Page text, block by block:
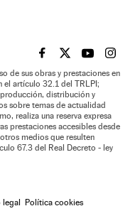
EL PAÍS BRASIL EN
EL PAÍSEL PAÍS
EL
de sus obras y prestaciones en
el artículo 32.1 del TRLPI;
distribución y
sobre temas de actualidad
realiza una reserva expresa
prestaciones accesibles desde
medios que resulten
67.3 del Real Decreto - ley
legal Política cookies